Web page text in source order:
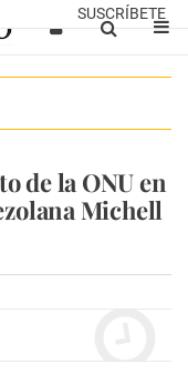
SUSCRÍBETE
de la ONU en
Michell